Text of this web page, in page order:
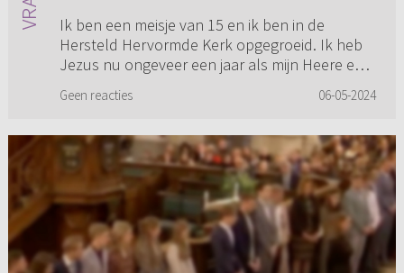
Ik ben een meisje van 15 en ik ben in de
Hersteld Hervormde Kerk opgegroeid. Ik heb
Jezus nu ongeveer een jaar als mijn Heere en
Hem. Alleen, ik heb een vr...
Geen reacties 06-05-2024